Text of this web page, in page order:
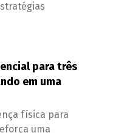
para três
em uma
física para
uma